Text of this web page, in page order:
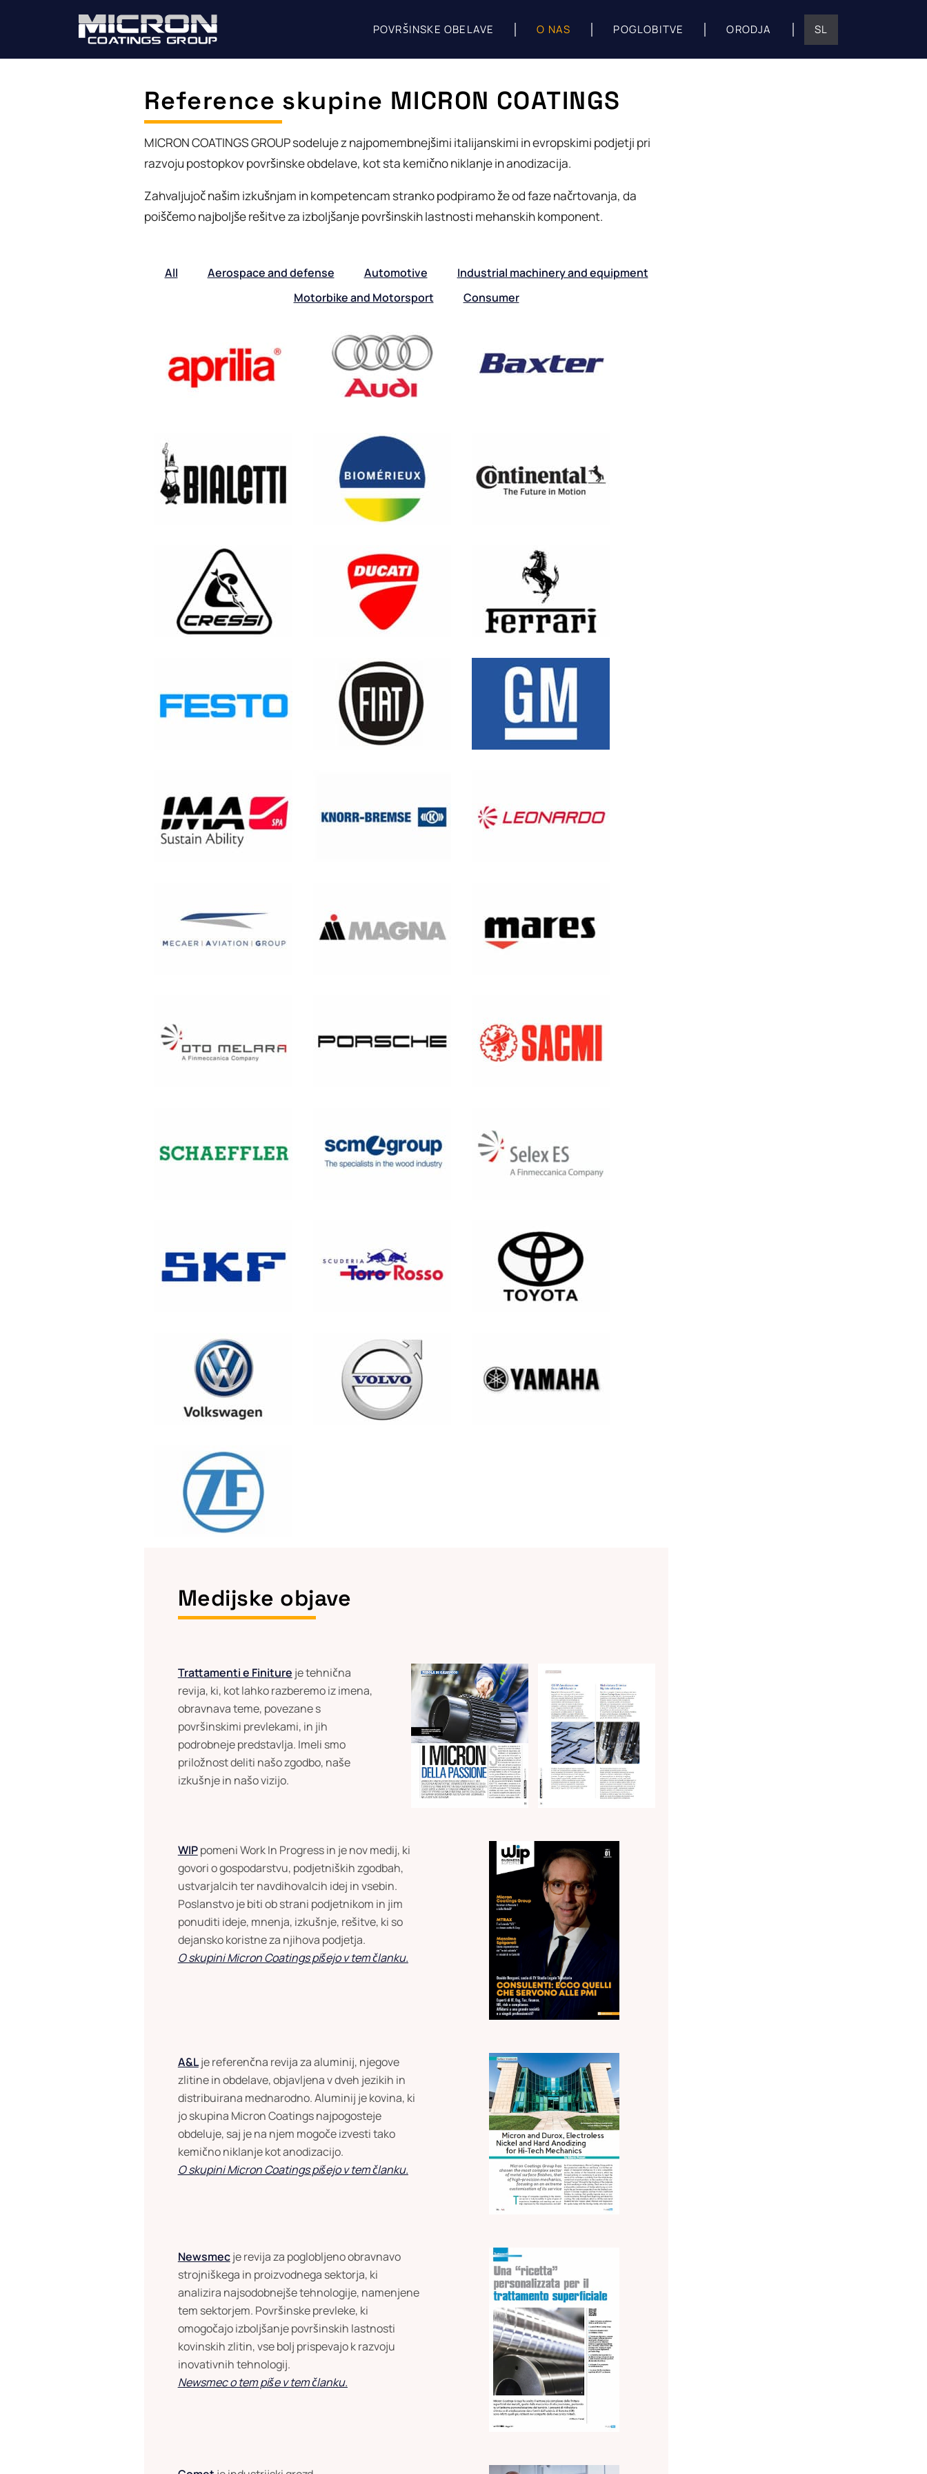
POVRŠINSKE OBELAVE O NAS POGLOBITVE ORODJA SL
Reference skupine MICRON COATINGS
MICRON COATINGS GROUP sodeluje z najpomembnejšimi italijanskimi in evropskimi podjetji pri
razvoju postopkov površinske obdelave, kot sta kemično niklanje in anodizacija.
Zahvaljujoč našim izkušnjam in kompetencam stranko podpiramo že od faze načrtovanja, da
poiščemo najboljše rešitve za izboljšanje površinskih lastnosti mehanskih komponent.
All Aerospace and defense Automotive
Industrial machinery and equipment
Motorbike and Motorsport
Consumer
Medijske objave
Trattamenti e Finiture je tehnična
revija, ki, kot lahko razberemo iz imena,
obravnava teme, povezane s
površinskimi prevlekami, in jih
podrobneje predstavlja. Imeli smo
priložnost deliti našo zgodbo, naše
izkušnje in našo vizijo.
WIPpomeni Work In Progress in je nov medij, ki
govori o gospodarstvu, podjetniških zgodbah,
ustvarjalcih ter navdihovalcih idej in vsebin.
Poslanstvo je biti ob strani podjetnikom in jim
ponuditi ideje, mnenja, izkušnje, rešitve, ki so
dejansko koristne za njihova podjetja.
O skupini Micron Coatings pišejo v tem članku.
A&Lje referenčna revija za aluminij, njegove
zlitine in obdelave, objavljena v dveh jezikih in
distribuirana mednarodno. Aluminij je kovina, ki
jo skupina Micron Coatings najpogosteje
obdeluje, saj je na njem mogoče izvesti tako
kemično niklanje kot anodizacijo.
O skupini Micron Coatings pišejo v tem članku.
Newsmecje revija za poglobljeno obravnavo
strojniškega in proizvodnega sektorja, ki
analizira najsodobnejše tehnologije, namenjene
tem sektorjem. Površinske prevleke, ki
omogočajo izboljšanje površinskih lastnosti
kovinskih zlitin, vse bolj prispevajo k razvoju
inovativnih tehnologij.
Newsmec o tem piše v tem članku.